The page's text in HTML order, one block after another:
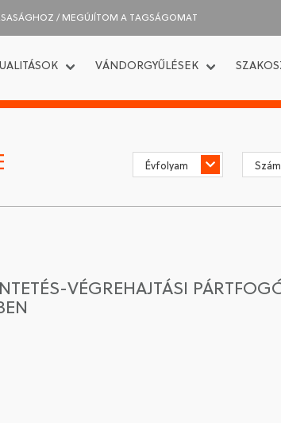
/ MEGÚJÍTOM A TAGSÁGOMAT
VÁNDORGYŰLÉSEK
VÉGREHAJTÁSI